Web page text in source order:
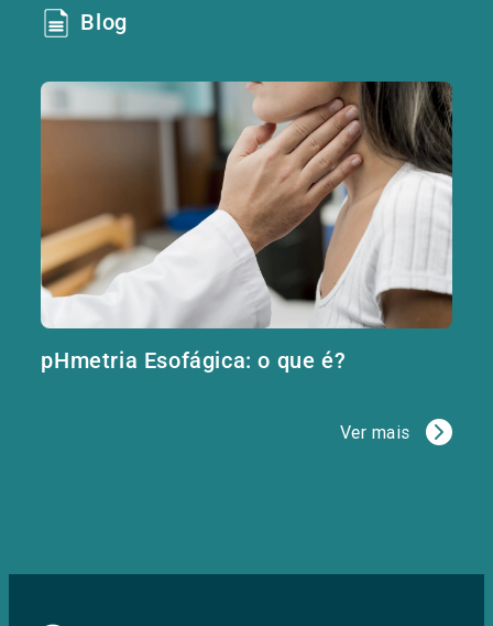
Blog
pHmetria Esofágica: o que é?
Ver mais